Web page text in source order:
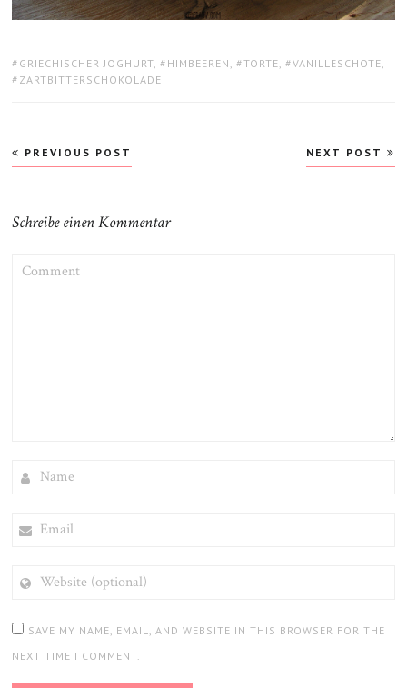
TAGS:
GRIECHISCHER JOGHURT, HIMBEEREN , TORTE, VANILLESCHOTE,
ZARTBITTERSCHOKOLADE
Beitragsnavigation
PREVIOUS POST NEXT POST
Schreibe einen Kommentar
(OPTIONAL)
SAVE MY NAME, EMAIL, AND WEBSITE IN THIS BROWSER FOR THE
NEXT TIME I COMMENT.